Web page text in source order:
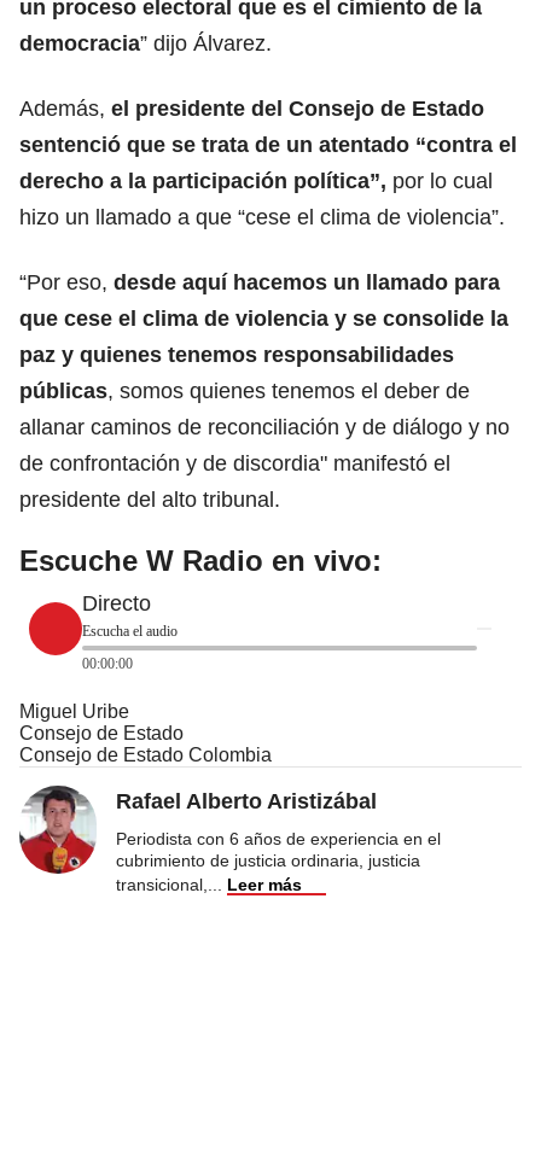
un proceso electoral que es el cimiento de la
democracia” dijo Álvarez.
Además, el presidente del Consejo de Estado
sentenció que se trata de un atentado “contra el
derecho a la participación política”, por lo cual
hizo un llamado a que “cese el clima de violencia”.
“Por eso, desde aquí hacemos un llamado para
que cese el clima de violencia y se consolide la
paz y quienes tenemos responsabilidades
públicas, somos quienes tenemos el deber de
allanar caminos de reconciliación y de diálogo y no
de confrontación y de discordia" manifestó el
presidente del alto tribunal.
Escuche W Radio en vivo:
Directo
Escucha el audio
00:00:00
Miguel Uribe
Consejo de Estado
Consejo de Estado Colombia
Rafael Alberto Aristizábal
Periodista con 6 años de experiencia en el
cubrimiento de justicia ordinaria, justicia
transicional,
Leer más